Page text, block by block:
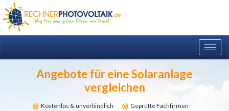
Angebote für eine Solaranlage
vergleichen
Kostenlos & unverbindlich
Geprüfte Fachfirmen